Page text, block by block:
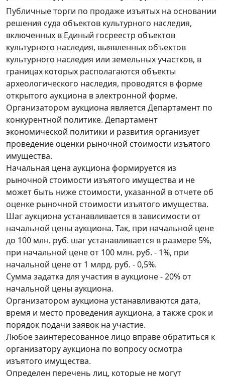
Публичные торги по продаже изъятых на основании
решения суда объектов культурного наследия,
включенных в Единый госреестр объектов
культурного наследия, выявленных объектов
культурного наследия или земельных участков, в
границах которых располагаются объекты
археологического наследия, проводятся в форме
открытого аукциона в электронной форме.
Организатором аукциона является Департамент по
конкурентной политике. Департамент
экономической политики и развития организует
проведение оценки рыночной стоимости изъятого
имущества.
Начальная цена аукциона формируется из
рыночной стоимости изъятого имущества и не
может быть ниже стоимости, указанной в отчете об
оценке рыночной стоимости изъятого имущества.
Шаг аукциона устанавливается в зависимости от
начальной цены аукциона. Так, при начальной цене
до 100 млн. руб. шаг устанавливается в размере 5%,
при начальной цене от 100 млн. руб. - 1%, при
начальной цене от 1 млрд. руб. - 0,5%.
Сумма задатка для участия в аукционе - 20% от
начальной цены аукциона.
Организатором аукциона устанавливаются дата,
время и место проведения аукциона, а также срок и
порядок подачи заявок на участие.
Любое заинтересованное лицо вправе обратиться к
организатору аукциона по вопросу осмотра
изъятого имущества.
Определен перечень лиц, которые не могут